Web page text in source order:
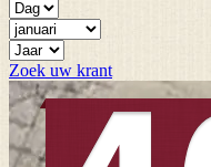
Zoek uw krant